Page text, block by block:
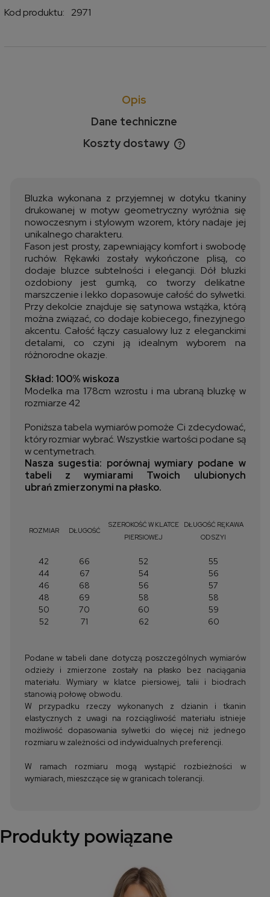
Kod produktu:
2971
Opis
Dane techniczne
Koszty dostawy
Cena nie zawiera ewentualnych kosztów płatności
Bluzka wykonana z przyjemnej w dotyku tkaniny
drukowanej w motyw geometryczny wyróżnia się
nowoczesnym i stylowym wzorem, który nadaje jej
unikalnego charakteru.
Fason jest prosty, zapewniający komfort i swobodę
ruchów. Rękawki zostały wykończone plisą, co
dodaje bluzce subtelności i elegancji. Dół bluzki
ozdobiony jest gumką, co tworzy delikatne
marszczenie i lekko dopasowuje całość do sylwetki.
Przy dekolcie znajduje się satynowa wstążka, którą
można związać, co dodaje kobiecego, finezyjnego
akcentu. Całość łączy casualowy luz z eleganckimi
detalami, co czyni ją idealnym wyborem na
różnorodne okazje.
Skład: 100% wiskoza
Modelka ma 178cm wzrostu i ma ubraną bluzkę w
rozmiarze 42
Poniższa tabela wymiarów pomoże Ci zdecydować,
który rozmiar wybrać. Wszystkie wartości podane są
w centymetrach.
Nasza sugestia: porównaj wymiary podane w
tabeli z wymiarami Twoich ulubionych
ubrań zmierzonymi na płasko.
ROZMIAR DŁUGOŚĆ
SZEROKOŚĆ W KLATCE
PIERSIOWEJ
DŁUGOŚĆ RĘKAWA
OD SZYI
42 66 52
55
44
67 54
56
46
68 56
57
48
69 58
58
50
70 60
59
52
71 62 60
Podane w tabeli dane dotyczą poszczególnych wymiarów
odzieży i zmierzone zostały na płasko bez naciągania
materiału. Wymiary w klatce piersiowej, talii i biodrach
stanowią połowę obwodu.
W przypadku rzeczy wykonanych z dzianin i tkanin
elastycznych z uwagi na rozciągliwość materiału istnieje
możliwość dopasowania sylwetki do więcej niż jednego
rozmiaru w zależności od indywidualnych preferencji.
W ramach rozmiaru mogą wystąpić rozbieżności w
wymiarach, mieszczące się w granicach tolerancji.
Produkty powiązane